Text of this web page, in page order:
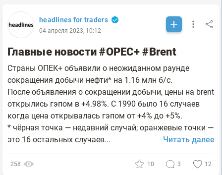
headlines for traders
04 апреля 2023, 10:12
Главные новости #OPEC+ #Brent
Страны ОПЕК+ объявили о неожиданном раунде
сокращения добычи нефти* на 1.16 млн б/с.
После объявления о сокращении добычи, цены на brent
открылись гэпом в +4.98%. С 1990 было 16 случаев
когда цена открывалась гэпом от +4% до +5%.
* чёрная точка — недавний случай; оранжевые точки —
это 16 остальных случаев...
Читать далее
258 10 3 12